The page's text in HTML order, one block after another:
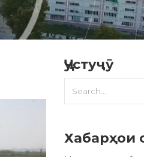
Ҷустуҷӯ
Хабарҳои